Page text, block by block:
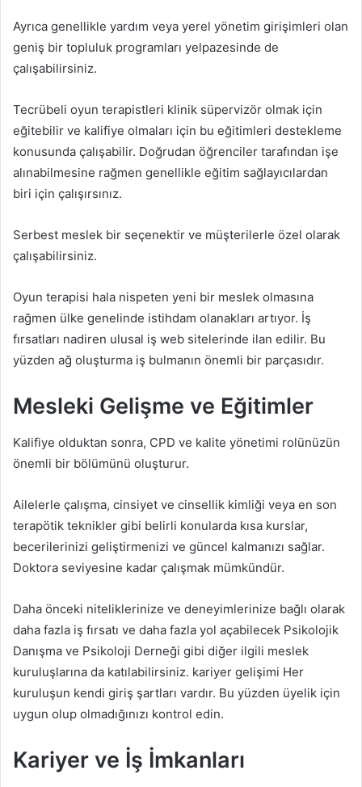
Ayrıca genellikle yardım veya yerel yönetim girişimleri olan
geniş bir topluluk programları yelpazesinde de
çalışabilirsiniz.
Tecrübeli oyun terapistleri klinik süpervizör olmak için
eğitebilir ve kalifiye olmaları için bu eğitimleri destekleme
konusunda çalışabilir. Doğrudan öğrenciler tarafından işe
alınabilmesine rağmen genellikle eğitim sağlayıcılardan
biri için çalışırsınız.
Serbest meslek bir seçenektir ve müşterilerle özel olarak
çalışabilirsiniz.
Oyun terapisi hala nispeten yeni bir meslek olmasına
rağmen ülke genelinde istihdam olanakları artıyor. İş
fırsatları nadiren ulusal iş web sitelerinde ilan edilir. Bu
yüzden ağ oluşturma iş bulmanın önemli bir parçasıdır.
Mesleki Gelişme ve Eğitimler
Kalifiye olduktan sonra, CPD ve kalite yönetimi rolünüzün
önemli bir bölümünü oluşturur.
Ailelerle çalışma, cinsiyet ve cinsellik kimliği veya en son
terapötik teknikler gibi belirli konularda kısa kurslar,
becerilerinizi geliştirmenizi ve güncel kalmanızı sağlar.
Doktora seviyesine kadar çalışmak mümkündür.
Daha önceki niteliklerinize ve deneyimlerinize bağlı olarak
daha fazla iş fırsatı ve daha fazla yol açabilecek Psikolojik
Danışma ve Psikoloji Derneği gibi diğer ilgili meslek
kuruluşlarına da katılabilirsiniz. kariyer gelişimi Her
kuruluşun kendi giriş şartları vardır. Bu yüzden üyelik için
uygun olup olmadığınızı kontrol edin.
Kariyer ve İş İmkanları